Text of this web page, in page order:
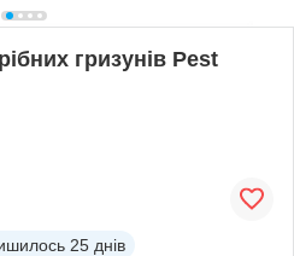
гризунів Pest
25 днів